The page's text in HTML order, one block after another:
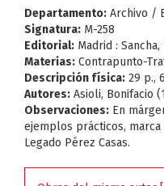
Departamento: Archivo /
Signatura: M-258
Editorial: Madrid : Sancha,
Materias: Contrapunto-
Descripción física: 29 p.,
Autores: Asioli, Bonifacio
Observaciones: En
ejemplos prácticos, marca
Legado Pérez Casas.